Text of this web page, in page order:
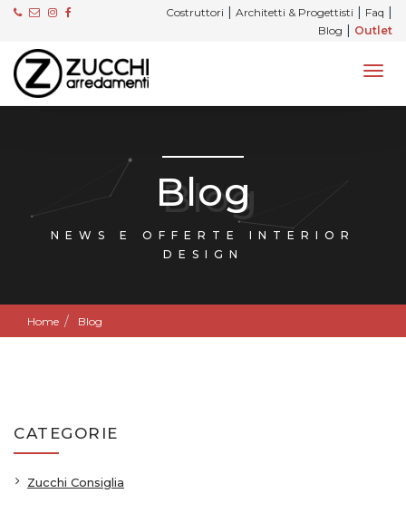
Costruttori | Architetti & Progettisti | Faq |
Blog | Outlet
Blog
NEWS E OFFERTE INTERIOR
DESIGN
Home Blog
CATEGORIE
Zucchi Consiglia